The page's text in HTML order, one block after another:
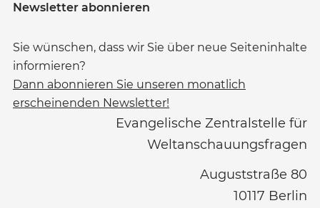
Newsletter abonnieren
Sie wünschen, dass wir Sie über neue Seiteninhalte
informieren?
Dann abonnieren Sie unseren monatlich
erscheinenden Newsletter!
Evangelische Zentralstelle für
Weltanschauungsfragen
Auguststraße 80
10117 Berlin